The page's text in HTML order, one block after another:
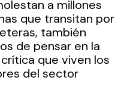
a millones
que transitan por
también
de pensar en la
que viven los
del sector